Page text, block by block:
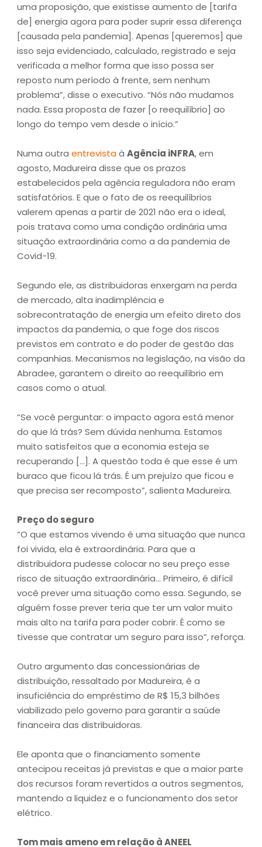
uma proposição, que existisse aumento de [tarifa
de] energia agora para poder suprir essa diferença
[causada pela pandemia]. Apenas [queremos] que
isso seja evidenciado, calculado, registrado e seja
verificada a melhor forma que isso possa ser
reposto num período à frente, sem nenhum
problema”, disse o executivo. “Nós não mudamos
nada. Essa proposta de fazer [o reequilíbrio] ao
longo do tempo vem desde o início.”
Numa outra entrevistaà Agência iNFRA, em
agosto, Madureira disse que os prazos
estabelecidos pela agência reguladora não eram
satisfatórios. E que o fato de os reequilíbrios
valerem apenas a partir de 2021 não era o ideal,
pois tratava como uma condição ordinária uma
situação extraordinária como a da pandemia de
Covid-19.
Segundo ele, as distribuidoras enxergam na perda
de mercado, alta inadimplência e
sobrecontratação de energia um efeito direto dos
impactos da pandemia, o que foge dos riscos
previstos em contrato e do poder de gestão das
companhias. Mecanismos na legislação, na visão da
Abradee, garantem o direito ao reequilíbrio em
casos como o atual.
“Se você perguntar: o impacto agora está menor
do que lá trás? Sem dúvida nenhuma. Estamos
muito satisfeitos que a economia esteja se
recuperando […]. A questão toda é que esse é um
buraco que ficou lá trás. É um prejuízo que ficou e
que precisa ser recomposto”, salienta Madureira.
Preço do seguro
“O que estamos vivendo é uma situação que nunca
foi vivida, ela é extraordinária. Para que a
distribuidora pudesse colocar no seu preço esse
risco de situação extraordinária… Primeiro, é difícil
você prever uma situação como essa. Segundo, se
alguém fosse prever teria que ter um valor muito
mais alto na tarifa para poder cobrir. É como se
tivesse que contratar um seguro para isso”, reforça.
Outro argumento das concessionárias de
distribuição, ressaltado por Madureira, é a
insuficiência do empréstimo de R$ 15,3 bilhões
viabilizado pelo governo para garantir a saúde
financeira das distribuidoras.
Ele aponta que o financiamento somente
antecipou receitas já previstas e que a maior parte
dos recursos foram revertidos a outros segmentos,
mantendo a liquidez e o funcionamento dos setor
elétrico.
Tom mais ameno em relação à ANEEL